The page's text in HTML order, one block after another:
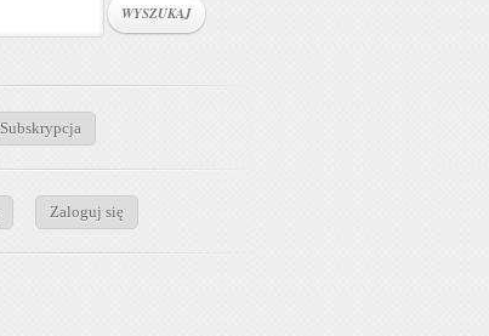
Subskrypcja
Zaloguj się